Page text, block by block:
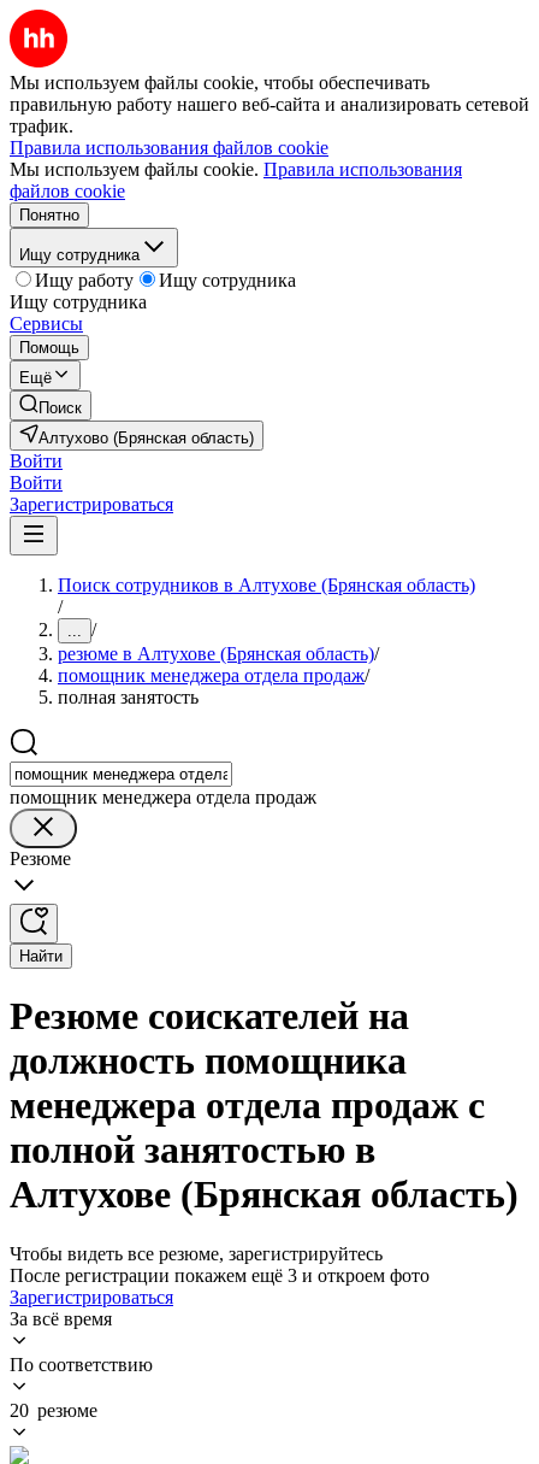
Мы используем файлы cookie, чтобы обеспечивать
правильную работу нашего веб-сайта и анализировать сетевой
трафик.
Правила использования файлов cookie
Мы используем файлы cookie. Правила использования
файлов cookie
Понятно
Ищу сотрудника
Ищу работу
Ищу сотрудника
Ищу сотрудника
Сервисы
Помощь
Ещё
Поиск
Алтухово (Брянская область)
Войти
Войти
Зарегистрироваться
Поиск сотрудников в Алтухове (Брянская область)
/
... /
резюме в Алтухове (Брянская область)/
помощник менеджера отдела продаж/
полная занятость
помощник менеджера отдела продаж
Резюме
Найти
Резюме соискателей на
должность помощника
менеджера отдела продаж с
полной занятостью в
Алтухове (Брянская область)
Чтобы видеть все резюме, зарегистрируйтесь
После регистрации покажем ещё 3 и откроем фото
Зарегистрироваться
За всё время
По соответствию
20 резюме